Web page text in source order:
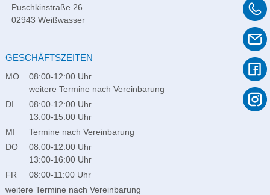
Puschkinstraße 26
02943 Weißwasser
GESCHÄFTSZEITEN
MO
08:00-12:00 Uhr
weitere Termine nach Vereinbarung
DI
08:00-12:00 Uhr
13:00-15:00 Uhr
MI
Termine nach Vereinbarung
DO
08:00-12:00 Uhr
13:00-16:00 Uhr
FR
08:00-11:00 Uhr
weitere Termine nach Vereinbarung